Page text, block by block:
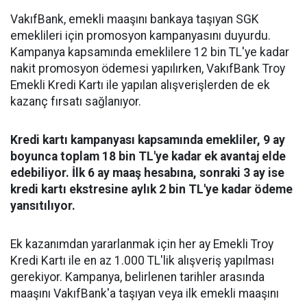
VakıfBank, emekli maaşını bankaya taşıyan SGK
emeklileri için promosyon kampanyasını duyurdu.
Kampanya kapsamında emeklilere 12 bin TL'ye kadar
nakit promosyon ödemesi yapılırken, VakıfBank Troy
Emekli Kredi Kartı ile yapılan alışverişlerden de ek
kazanç fırsatı sağlanıyor.
Kredi kartı kampanyası kapsamında emekliler, 9 ay
boyunca toplam 18 bin TL'ye kadar ek avantaj elde
edebiliyor. İlk 6 ay maaş hesabına, sonraki 3 ay ise
kredi kartı ekstresine aylık 2 bin TL'ye kadar ödeme
yansıtılıyor.
Ek kazanımdan yararlanmak için her ay Emekli Troy
Kredi Kartı ile en az 1.000 TL'lik alışveriş yapılması
gerekiyor. Kampanya, belirlenen tarihler arasında
maaşını VakıfBank'a taşıyan veya ilk emekli maaşını